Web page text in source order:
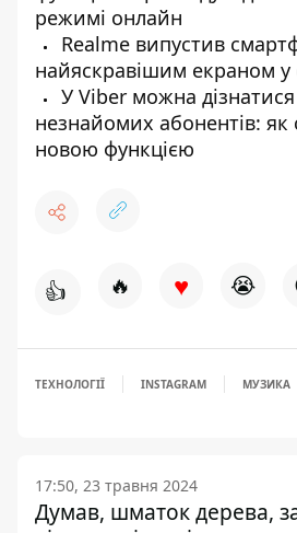
режимі онлайн
Realme випустив
найяскравішим екраном у
У Viber можна
незнайомих абонентів: як
новою функцією
👍 🔥 ♥ 😭
ТЕХНОЛОГІЇ INSTAGRAM МУЗИКА
17:50, 23 травня 2024
Думав, шматок дерева,